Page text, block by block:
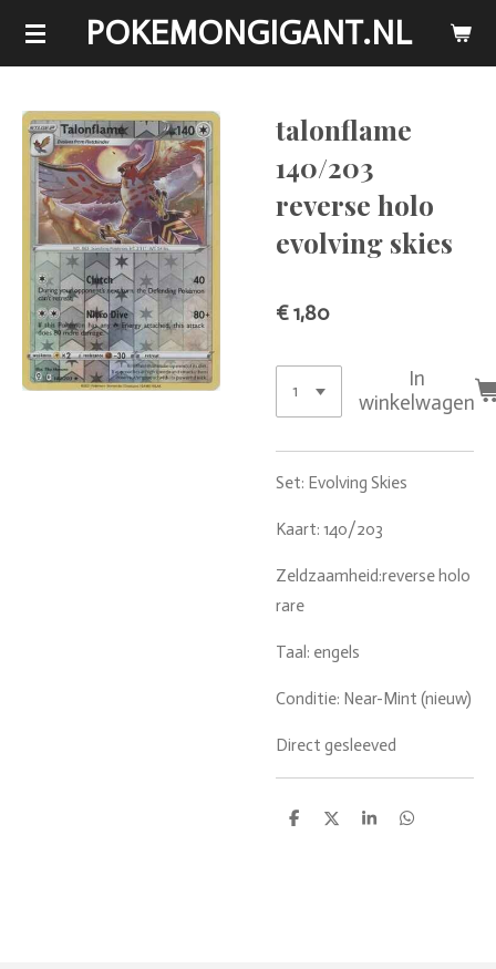
Ga
de
hoofdinhoud
POKEMONGIGANT.NL
talonflame
140/203
reverse holo
evolving skies
€ 1,80
In
winkelwagen
Set: Evolving Skies
Kaart: 140/203
Zeldzaamheid:reverse holo
rare
Taal: engels
Conditie: Near-Mint (nieuw)
Direct gesleeved
D
D
S
D